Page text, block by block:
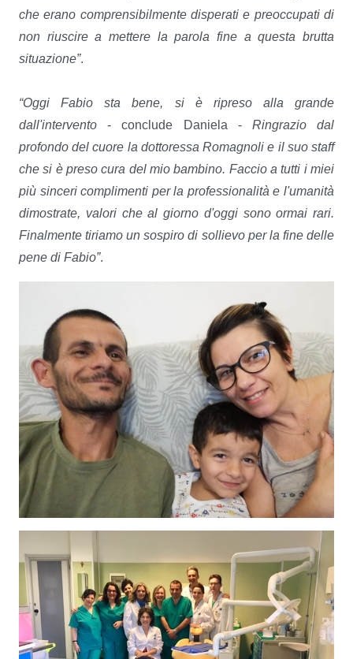
che erano comprensibilmente disperati e preoccupati di
non riuscire a mettere la parola fine a questa brutta
situazione”.
“Oggi Fabio sta bene, si è ripreso alla grande
dall'intervento - conclude Daniela - Ringrazio dal
profondo del cuore la dottoressa Romagnoli e il suo staff
che si è preso cura del mio bambino. Faccio a tutti i miei
più sinceri complimenti per la professionalità e l'umanità
dimostrate, valori che al giorno d'oggi sono ormai rari.
Finalmente tiriamo un sospiro di sollievo per la fine delle
pene di Fabio”.